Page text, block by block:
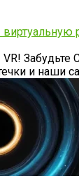
Забудьте
и наши